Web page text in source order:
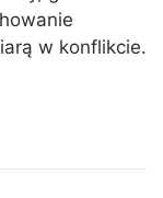
w konflikcie.